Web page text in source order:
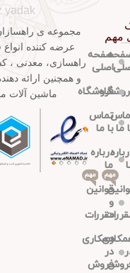
مهم
ما
مهم
صفحه
اصلی
فروشگاه
تماس
با ما
درباره
ما
قوانین
و
مقررات
مهم
همکاری
در
فروش
yadak
مجموعه ی
عرضه کننده
راهسازی، معدنی ،
و همچنین ارائه
ماشین آلات